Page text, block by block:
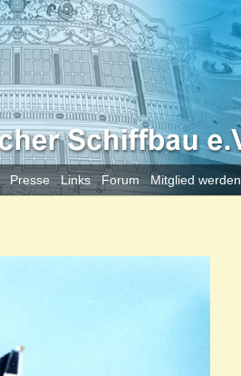
Presse Links Forum Mitglied werden